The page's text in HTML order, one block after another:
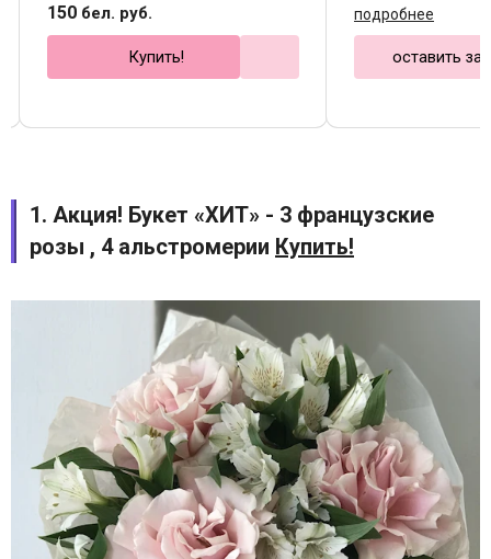
150 бел. руб.
Купить!
подробнее
оставить
1. Акция! Букет «ХИТ» - 3 французские
розы , 4 альстромерии Купить!